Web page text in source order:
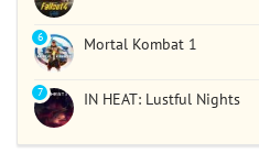
Mortal Kombat 1
6
IN HEAT: Lustful Nights
7